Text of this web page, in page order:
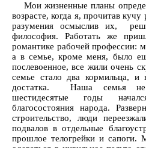
Мои жизненные планы
возрасте, когда я, прочитав
разумения осмыслив их,
философия. Работать же
романтике рабочей профессии:
а в семье, кроме меня, было
послевоенное, все жили очень
семье стало два кормильца, и
достатка. Наша семья
шестидесятые годы
благосостояния народа.
строительство, люди
подвалов в отдельные
прошлое телогрейки и